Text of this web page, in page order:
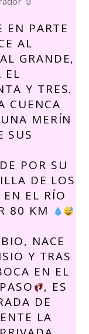
EN PARTE
AL
GRANDE,
EL
Y TRES.
CUENCA
MERÍN
SUS
POR SU
DE LOS
EN EL RÍO
80 KM
NACE
Y TRAS
EN EL
, ES
DE
LA